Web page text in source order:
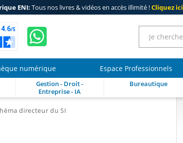
ENI: Tous nos livres & vidéos en accès illimité !Cliquez ici
numérique Espace Professionnels
Gestion - Droit -
Entreprise - IA
Bureautique
directeur du SI